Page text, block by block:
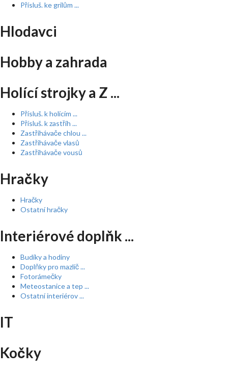
Přísluš. ke grilům ...
Hlodavci
Hobby a zahrada
Holící strojky a Z ...
Přísluš. k holícím ...
Přísluš. k zastřih ...
Zastřihávače chlou ...
Zastřihávače vlasů
Zastřihávače vousů
Hračky
Hračky
Ostatní hračky
Interiérové doplňk ...
Budíky a hodiny
Doplňky pro mazlíč ...
Fotorámečky
Meteostanice a tep ...
Ostatní interiérov ...
IT
Kočky